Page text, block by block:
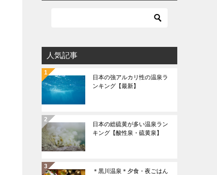
人気記事
日本の強アルカリ性の温泉ラ
ンキング【最新】
日本の総硫黄が多い温泉ラン
キング【酸性泉・硫黄泉】
＊黒川温泉＊夕食・夜ごはん